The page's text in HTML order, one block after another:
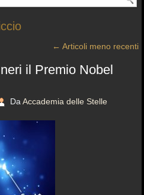
← Articoli meno recenti
il Premio Nobel
Da Accademia delle Stelle